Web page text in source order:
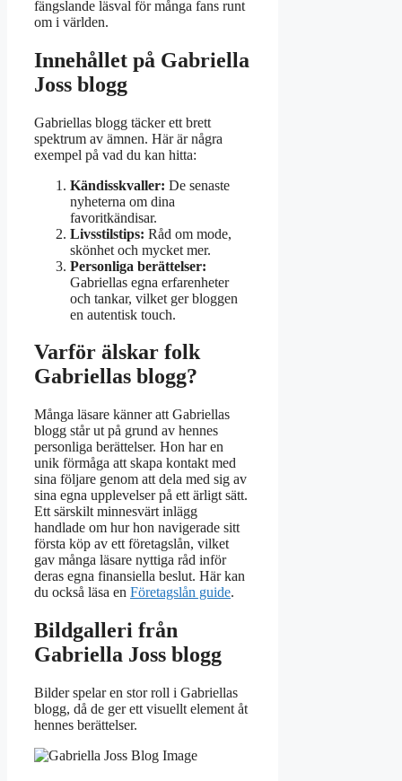
fängslande läsval för många fans runt
om i världen.
Innehållet på Gabriella
Joss blogg
Gabriellas blogg täcker ett brett
spektrum av ämnen. Här är några
exempel på vad du kan hitta:
Kändisskvaller: De senaste
nyheterna om dina
favoritkändisar.
Livsstilstips: Råd om mode,
skönhet och mycket mer.
Personliga berättelser:
Gabriellas egna erfarenheter
och tankar, vilket ger bloggen
en autentisk touch.
Varför älskar folk
Gabriellas blogg?
Många läsare känner att Gabriellas
blogg står ut på grund av hennes
personliga berättelser. Hon har en
unik förmåga att skapa kontakt med
sina följare genom att dela med sig av
sina egna upplevelser på ett ärligt sätt.
Ett särskilt minnesvärt inlägg
handlade om hur hon navigerade sitt
första köp av ett företagslån, vilket
gav många läsare nyttiga råd inför
deras egna finansiella beslut. Här kan
du också läsa en Företagslån guide.
Bildgalleri från
Gabriella Joss blogg
Bilder spelar en stor roll i Gabriellas
blogg, då de ger ett visuellt element åt
hennes berättelser.